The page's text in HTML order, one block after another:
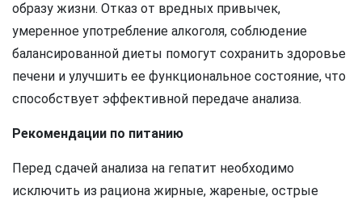
образу жизни. Отказ от вредных привычек,
умеренное употребление алкоголя, соблюдение
балансированной диеты помогут сохранить здоровье
печени и улучшить ее функциональное состояние, что
способствует эффективной передаче анализа.
Рекомендации по питанию
Перед сдачей анализа на гепатит необходимо
исключить из рациона жирные, жареные, острые